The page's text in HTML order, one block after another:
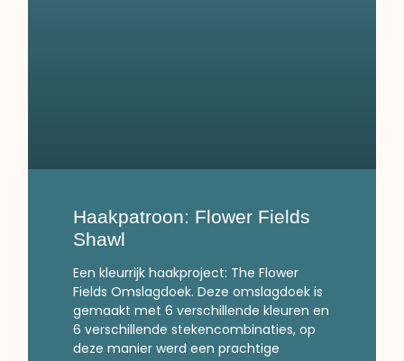
Haakpatroon: Flower Fields
Shawl
Een kleurrijk haakproject: The Flower
Fields Omslagdoek. Deze omslagdoek is
gemaakt met 6 verschillende kleuren en
6 verschillende stekencombinaties, op
deze manier werd een prachtige